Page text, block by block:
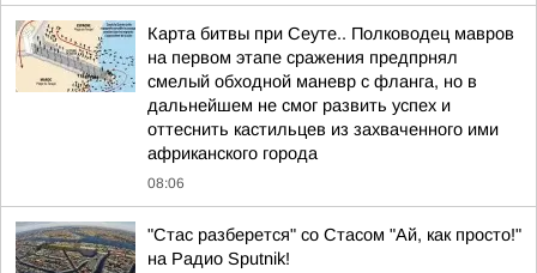
Карта битвы при Сеуте.. Полководец мавров
на первом этапе сражения предпрнял
смелый обходной маневр с фланга, но в
дальнейшем не смог развить успех и
оттеснить кастильцев из захваченного ими
африканского города
08:06
"Стас разберется" со Стасом "Ай, как просто!"
на Радио Sputnik!